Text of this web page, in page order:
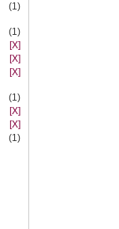
(1)
(1)
[X]
[X]
[X]
(1)
[X]
[X]
(1)